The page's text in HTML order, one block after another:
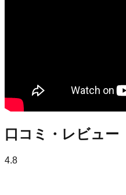
口コミ・レビュー
4.8